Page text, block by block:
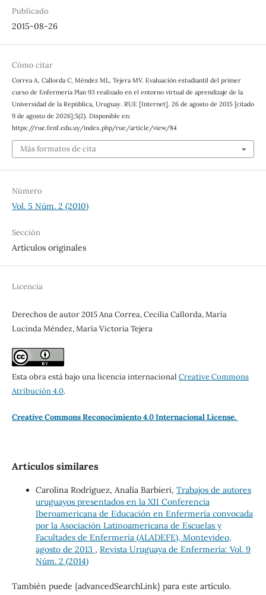
Publicado
2015-08-26
Cómo citar
Correa A, Callorda C, Méndez ML, Tejera MV. Evaluación estudiantil del primer
curso de Enfermería Plan 93 realizado en el entorno virtual de aprendizaje de la
Universidad de la República, Uruguay. RUE [Internet]. 26 de agosto de 2015 [citado
9 de agosto de 2026];5(2). Disponible en:
https://rue.fenf.edu.uy/index.php/rue/article/view/84
Más formatos de cita
Número
Vol. 5 Núm. 2 (2010)
Sección
Artículos originales
Licencia
Derechos de autor 2015 Ana Correa, Cecilia Callorda, María
Lucinda Méndez, María Victoria Tejera
Esta obra está bajo una licencia internacional Creative Commons
Atribución 4.0.
Creative Commons Reconocimiento 4.0 Internacional License.
Artículos similares
Carolina Rodríguez, Analía Barbieri, Trabajos de autores
uruguayos presentados en la XII Conferencia
Iberoamericana de Educación en Enfermería convocada
por la Asociación Latinoamericana de Escuelas y
Facultades de Enfermería (ALADEFE), Montevideo,
agosto de 2013 , Revista Uruguaya de Enfermería: Vol. 9
Núm. 2 (2014)
También puede {advancedSearchLink} para este artículo.